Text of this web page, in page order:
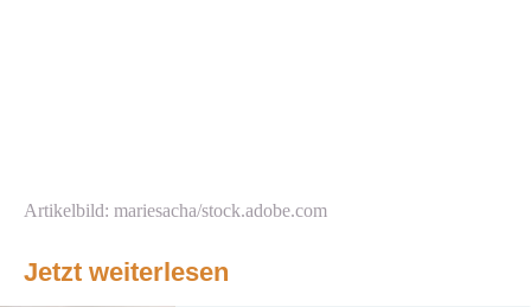
Artikelbild: mariesacha/stock.adobe.com
Jetzt weiterlesen